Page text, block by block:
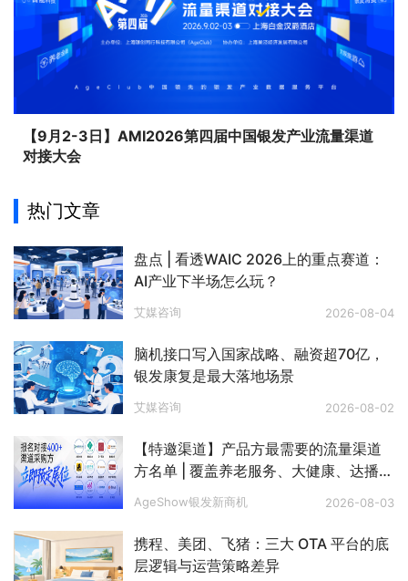
【9月2-3日】AMI2026第四届中国银发产业流量渠道
对接大会
热门文章
盘点 | 看透WAIC 2026上的重点赛道：
AI产业下半场怎么玩？
艾媒咨询 2026-08-04
脑机接口写入国家战略、融资超70亿，
银发康复是最大落地场景
艾媒咨询 2026-08-02
【特邀渠道】产品方最需要的流量渠道
方名单 | 覆盖养老服务、大健康、达播、
私域、电视购物、文娱旅游、银发零
售、银发出海等八大赛道
AgeShow银发新商机 2026-08-03
携程、美团、飞猪：三大 OTA 平台的底
层逻辑与运营策略差异